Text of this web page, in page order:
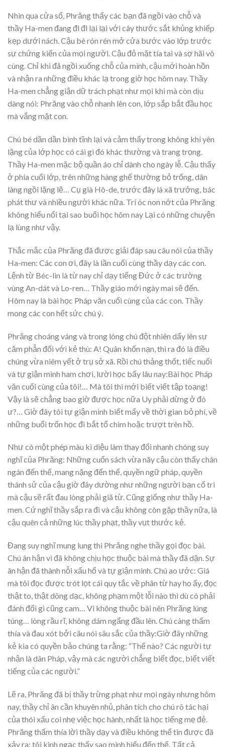
Nhìn qua cửa sổ, Phrăng thấy các bạn đã ngồi vào chỗ và
thầy Ha-men đang đi đi lại lại với cây thước sắt khủng khiếp
kẹp dưới nách. Cậu bé rón rén mở cửa bước vào lớp trước
sự chứng kiến của mọi người. Cậu đỏ mặt tía tai và sợ hãi vô
cùng. Chỉ khi đã ngồi xuống chỗ của mình, cậu mới hoàn hồn
và nhận ra những điều khác lạ trong giờ học hôm nay. Thầy
Ha-men chẳng giận dữ trách phạt như mọi khi mà còn dịu
dàng nói: Phrăng vào chỗ nhanh lên con, lớp sắp bắt đầu học
mà vắng mặt con.
Chú bé dần dần bình tĩnh lại và cảm thấy trong không khí yên
lặng của lớp học có cái gì đó khác thường và trang trọng.
Thầy Ha-men mặc bộ quần áo chỉ dành cho ngày lễ. Cậu thấy
ở phía cuối lớp, trên những hàng ghế thường bỏ trống, dân
làng ngồi lặng lẽ… Cụ già Hô-de, trước đây là xã trưởng, bác
phát thư và nhiều người khác nữa. Trí óc non nớt của Phrăng
không hiểu nổi tại sao buổi học hôm nay Lại có những chuyện
lạ lùng như vậy.
Thắc mắc của Phrăng đã được giải đáp sau câu nói của thầy
Ha-men: Các con ơi, đây là lần cuối cùng thầy dạy các con.
Lệnh từ Béc-lin là từ nay chỉ dạy tiếng Đức ở các trường
vùng An-dát và Lo-ren… Thầy giáo mới ngày mai sẽ đến.
Hôm nay là bài học Pháp văn cuối cùng của các con. Thầy
mong các con hết sức chú ý.
Phrăng choáng váng và trong lòng chú đột nhiên dấy lên sự
căm phẫn đối với kẻ thù: A! Quân khốn nạn, thì ra đó là điều
chúng vừa niêm yết ở trụ sở xã. Rồi chú thảng thốt, tiếc nuối
và tự giận mình ham chơi, lười học bấy lâu nay:Bài học Pháp
văn cuối cùng của tôi!… Mà tôi thì mới biết viết tập toạng!
Vậy là sẽ chẳng bao giờ được học nữa Uy phải dừng ở đó
ư?… Giờ đây tôi tự giận mình biết mấy về thời gian bỏ phí, về
những buổi trốn học đi bắt tổ chim hoặc trượt trên hồ.
Như có một phép màu kì diệu làm thay đổi nhanh chóng suy
nghĩ của Phrăng: Những cuốn sách vừa nãy cậu còn thấy chán
ngán đến thế, mang nặng đến thế, quyền ngữ pháp, quyền
thánh sử của cậu giờ đây dường như những người bạn cố tri
mà cậu sẽ rất đau lòng phải giã từ. Cũng giống như thầy Ha-
men. Cứ nghĩ thầy sắp ra đi và cậu không còn gặp thầy nữa, là
cậu quên cả những lúc thầy phạt, thầy vụt thước kẻ.
Đang suy nghĩ mung lung thì Phrăng nghe thầy gọi đọc bài.
Chú ân hận vì đã không chịu học thuộc bài mà thầy đã dặn. Sự
ân hận đã thành nỗi xấu hổ và tự giận mình. Chú ao ước: Giá
mà tôi đọc được trót lọt cái quy tắc về phân từ hay ho ấy, đọc
thật to, thật dõng dạc, không phạm một lỗi nào thì dù có phải
đánh đổi gì cũng cam… Vì không thuộc bài nên Phrăng lúng
túng… lòng rầu rĩ, không dám ngẩng đầu lên. Chú càng thấm
thía và đau xót bởi câu nói sâu sắc của thầy:Giờ đây những
kẻ kia có quyền bảo chúng ta rằng: “Thế nào? Các người tự
nhận là dân Pháp, vậy mà các người chẳng biết đọc, biết viết
tiếng của các người.”
Lẽ ra, Phrăng đã bị thầy trừng phạt như mọi ngày nhưng hôm
nay, thầy chỉ ân cần khuyên nhủ, phân tích cho chú rõ tác hại
của thói xấu coi nhẹ việc học hành, nhất là học tiếng mẹ đẻ.
Phrăng thấm thía lời thầy dạy và điều không thể tin được đã
xảy ra: tôi kinh ngạc thấy sao mình hiểu đến thế. Tất cả